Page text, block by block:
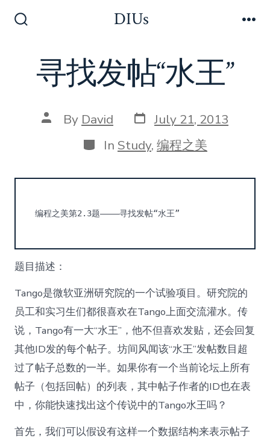
DIUs
寻找发帖“水王”
Post
author
By David Post
date
July 21, 2013
Categories
In Study, 编程之美
编程之美第2.3题————寻找发帖“水王”
题目描述：
Tango是微软亚洲研究院的一个试验项目。研究院的
员工和实习生们都很喜欢在Tango上面交流灌水。传
说，Tango有一大“水王”，他不但喜欢发贴，还会回复
其他ID发的每个帖子。坊间风闻该“水王”发帖数目超
过了帖子总数的一半。如果你有一个当前论坛上所有
帖子（包括回帖）的列表，其中帖子作者的ID也在表
中，你能快速找出这个传说中的Tango水王吗？
首先，我们可以假设有这样一个数据结构来表示帖子